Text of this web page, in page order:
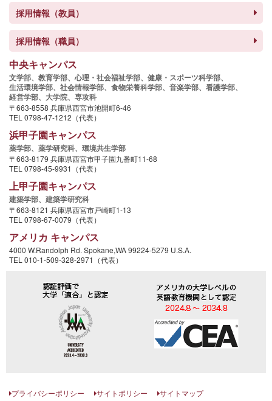
採用情報（教員）
採用情報（職員）
中央キャンパス
文学部、 教育学部、 心理・社会福祉学部、 健康・スポーツ科学部、
生活環境学部、 社会情報学部、 食物栄養科学部、 音楽学部、 看護学部、
経営学部、 大学院、 専攻科
〒663-8558 兵庫県西宮市池開町6-46
TEL 0798-47-1212（代表）
浜甲子園キャンパス
薬学部、 薬学研究科、 環境共生学部
〒663-8179 兵庫県西宮市甲子園九番町11-68
TEL 0798-45-9931（代表）
上甲子園キャンパス
建築学部、 建築学研究科
〒663-8121 兵庫県西宮市戸崎町1-13
TEL 0798-67-0079（代表）
アメリカ キャンパス
4000 W.Randolph Rd. Spokane,WA 99224-5279 U.S.A.
TEL 010-1-509-328-2971（代表）
プライバシーポリシー サイトポリシー サイトマップ